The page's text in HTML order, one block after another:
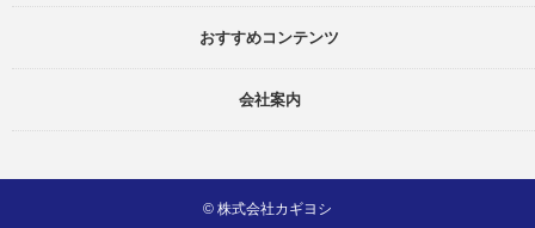
おすすめコンテンツ
会社案内
© 株式会社カギヨシ